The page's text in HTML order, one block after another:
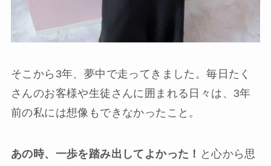
そこから3年、夢中で走ってきました。毎日たく
さんのお客様や生徒さんに囲まれる日々は、3年
前の私には想像もできなかったこと。
あの時、一歩を踏み出してよかった！ と心から思